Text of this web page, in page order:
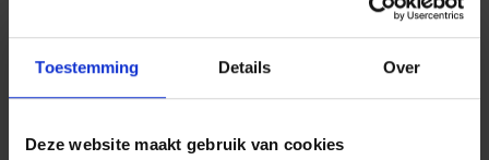
Toestemming Details Over
Deze website maakt gebruik van cookies